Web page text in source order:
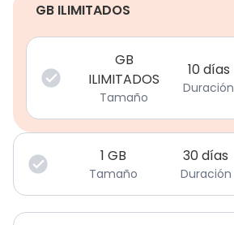
GB ILIMITADOS
GB
ILIMITADOS
Tamaño
10 días
Duración
1 GB
Tamaño
30 días
Duración